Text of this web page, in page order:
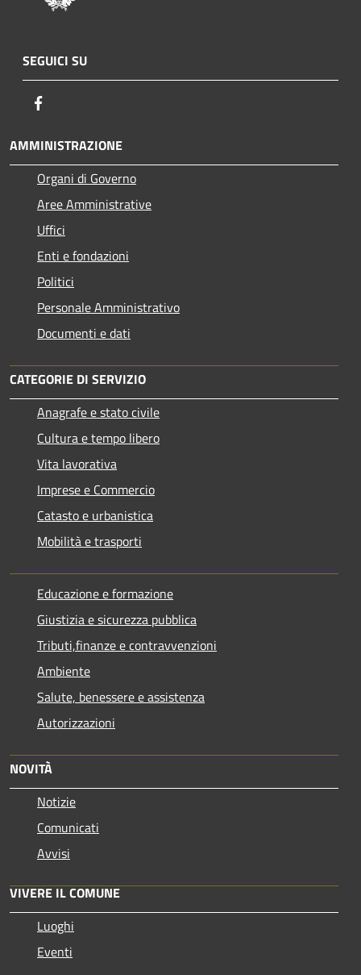
SEGUICI SU
AMMINISTRAZIONE
Organi di Governo
Aree Amministrative
Uffici
Enti e fondazioni
Politici
Personale Amministrativo
Documenti e dati
CATEGORIE DI SERVIZIO
Anagrafe e stato civile
Cultura e tempo libero
Vita lavorativa
Imprese e Commercio
Catasto e urbanistica
Mobilità e trasporti
Educazione e formazione
Giustizia e sicurezza pubblica
Tributi,finanze e contravvenzioni
Ambiente
Salute, benessere e assistenza
Autorizzazioni
NOVITÀ
Notizie
Comunicati
Avvisi
VIVERE IL COMUNE
Luoghi
Eventi